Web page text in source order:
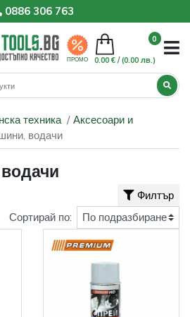
0886 306 763
ПРОМО
0
0.00 € /(0.00 лв.)
техника
Аксесоари и
водачи
Филтър
Сортирай по: